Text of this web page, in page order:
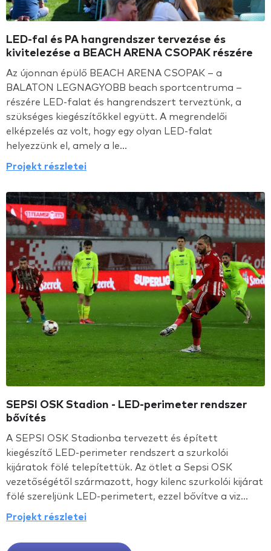
LED-fal és PA hangrendszer tervezése és
kivitelezése a BEACH ARENA CSOPAK részére
Az újonnan épülő BEACH ARENA CSOPAK – a
BALATON LEGNAGYOBB beach sportcentruma –
részére LED-falat és hangrendszert terveztünk, a
szükséges kiegészítőkkel együtt. A megrendelői
elképzelés az volt, hogy egy olyan LED-falat
helyezzünk el, amely a le...
Projekt részletei
SEPSI OSK Stadion - LED-perimeter rendszer
bővítés
A SEPSI OSK Stadionba tervezett és épített
kiegészítő LED-perimeter rendszert a szurkolói
kijáratok fölé telepítettük. Az ötlet a Sepsi OSK
vezetőségétől származott, hogy kilenc szurkolói kijárat
fölé szereljünk LED-perimetert, ezzel bővítve a viz...
Projekt részletei